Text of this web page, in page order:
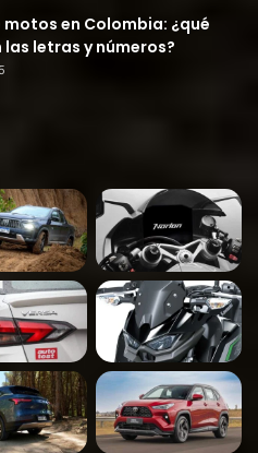
motos en Colombia: ¿qué
letras y números?